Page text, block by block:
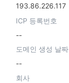
193.86.226.117
ICP 등록번호
--
도메인 생성 날짜
--
회사